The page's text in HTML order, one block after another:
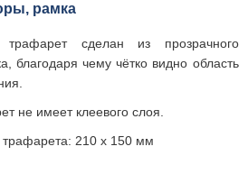
рамка
трафарет сделан из прозрачного
благодаря чему чётко видно область
не имеет клеевого слоя.
210 х 150 мм